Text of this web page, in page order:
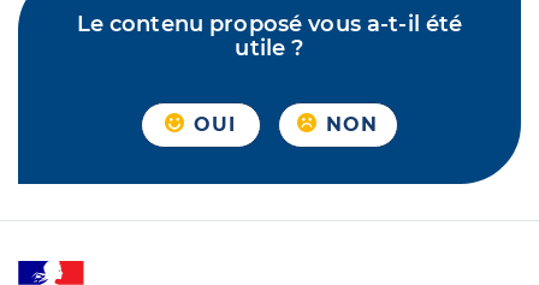
Le contenu proposé vous a-t-il été
utile ?
OUI NON